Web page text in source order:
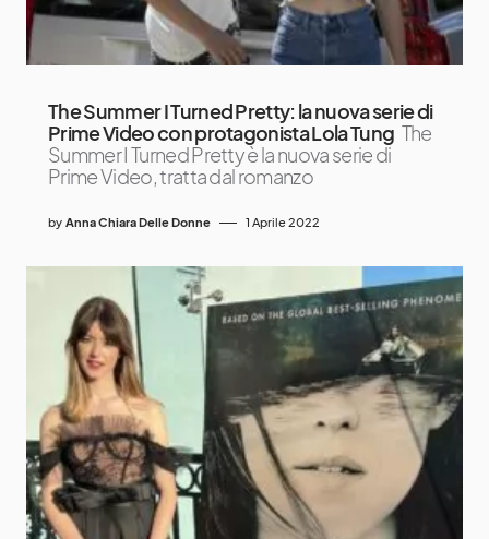
The Summer I Turned Pretty: la nuova serie di
Prime Video con protagonista Lola Tung The
Summer I Turned Pretty è la nuova serie di
Prime Video, tratta dal romanzo
by Anna Chiara Delle Donne 1 Aprile 2022